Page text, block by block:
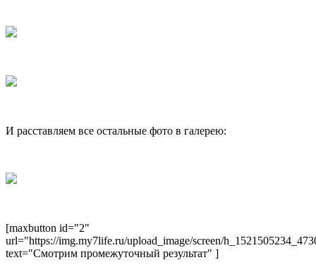
И расставляем все остальные фото в галерею:
[maxbutton id="2"
url="https://img.my7life.ru/upload_image/screen/
text="Смотрим промежуточный результат" ]